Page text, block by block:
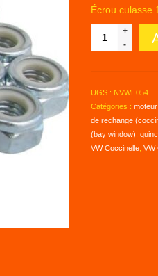
Écrou culasse
quantité
COMBI
CB
UGS : NVWE054
Catégories :
de rechange
(bay window)
VW Coccinelle, VW